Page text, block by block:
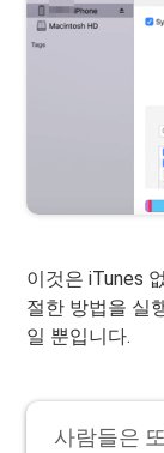
이것은 iTunes
절한 방법을 실
일 뿐입니다.
사람들은